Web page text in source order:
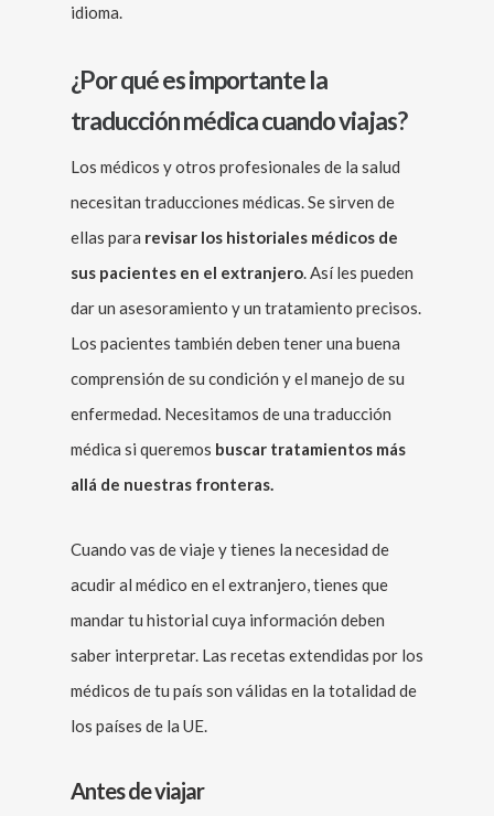
idioma.
¿Por qué es importante la
traducción médica cuando viajas?
Los médicos y otros profesionales de la salud
necesitan traducciones médicas. Se sirven de
ellas para revisar los historiales médicos de
sus pacientes en el extranjero. Así les pueden
dar un asesoramiento y un tratamiento precisos.
Los pacientes también deben tener una buena
comprensión de su condición y el manejo de su
enfermedad. Necesitamos de una traducción
médica si queremos buscar tratamientos más
allá de nuestras fronteras.
Cuando vas de viaje y tienes la necesidad de
acudir al médico en el extranjero, tienes que
mandar tu historial cuya información deben
saber interpretar. Las recetas extendidas por los
médicos de tu país son válidas en la totalidad de
los países de la UE.
Antes de viajar